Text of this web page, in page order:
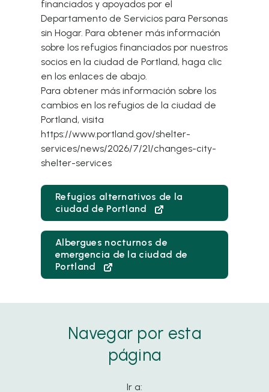
financiados y apoyados por el
Departamento de Servicios para Personas
sin Hogar. Para obtener más información
sobre los refugios financiados por nuestros
socios en la ciudad de Portland, haga clic
en los enlaces de abajo.
Para obtener más información sobre los
cambios en los refugios de la ciudad de
Portland, visita
https://www.portland.gov/shelter-
services/news/2026/7/21/changes-city-
shelter-services
Refugios alternativos de la
ciudad de Portland
Albergues nocturnos de
emergencia de la ciudad de
Portland
Navegar por esta
página
Ir a: